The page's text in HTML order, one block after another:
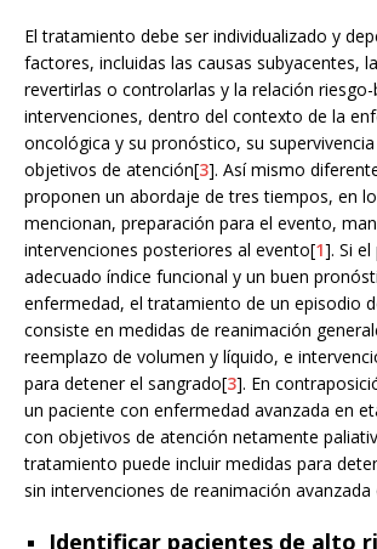
El tratamiento debe ser individualizado y
factores, incluidas las causas subyacentes,
revertirlas o controlarlas y la relación
intervenciones, dentro del contexto de la
oncológica y su pronóstico, su
objetivos de atención[3]. Así mismo
proponen un abordaje de tres tiempos, en
mencionan, preparación para el evento,
intervenciones posteriores al evento[1]. Si
adecuado índice funcional y un buen
enfermedad, el tratamiento de un episodio
consiste en medidas de reanimación
reemplazo de volumen y líquido, e
para detener el sangrado[3]. En
un paciente con enfermedad avanzada en
con objetivos de atención netamente
tratamiento puede incluir medidas para
sin intervenciones de reanimación avanzada
Identificar pacientes de alto